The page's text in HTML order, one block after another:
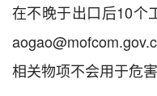
在不晚于出口后10个
相关物项不会用于危